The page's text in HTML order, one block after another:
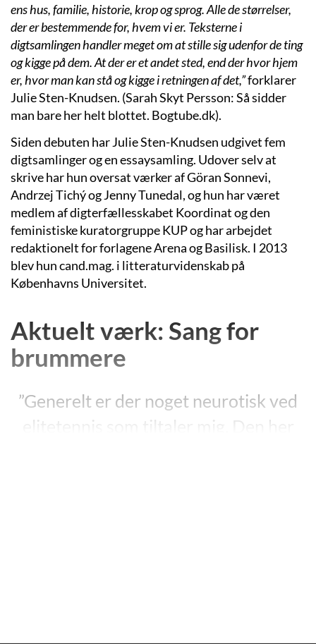
ens hus, familie, historie, krop og sprog. Alle de størrelser,
der er bestemmende for, hvem vi er. Teksterne i
digtsamlingen handler meget om at stille sig udenfor de ting
og kigge på dem. At der er et andet sted, end der hvor hjem
er, hvor man kan stå og kigge i retningen af det,”forklarer
Julie Sten-Knudsen. (Sarah Skyt Persson: Så sidder
man bare her helt blottet. Bogtube.dk).
Siden debuten har Julie Sten-Knudsen udgivet fem
digtsamlinger og en essaysamling. Udover selv at
skrive har hun oversat værker af Göran Sonnevi,
Andrzej Tichý og Jenny Tunedal, og hun har været
medlem af digterfællesskabet Koordinat og den
feministiske kuratorgruppe KUP og har arbejdet
redaktionelt for forlagene Arena og Basilisk. I 2013
blev hun cand.mag. i litteraturvidenskab på
Københavns Universitet.
Aktuelt værk: Sang for
brummere
”Generelt er der noget neurotisk ved
elitetennis som tiltaler mig. Den her